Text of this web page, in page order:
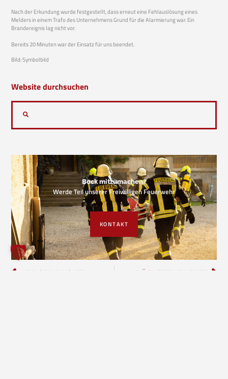
Nach der Erkundung wurde festgestellt, dass erneut eine Fehlauslösung eines
Melders in einem Trafo des Unternehmens Grund für die Alarmierung war. Ein
Brandereignis lag nicht vor.
Bereits 20 Minuten war der Einsatz für uns beendet.
Bild: Symbolbild
Website durchsuchen
Bock mitzumachen?
Werde Teil unserer Freiwilligen Feuerwehr
KONTAKT
VORIGER EINSATZ NÄCHSTER EINSATZ